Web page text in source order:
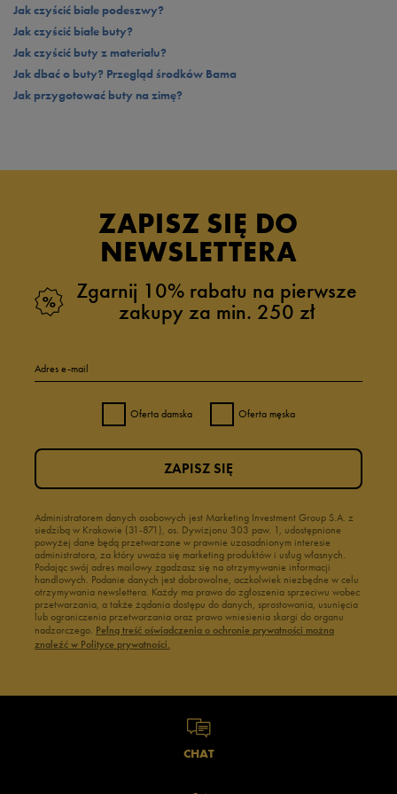
Jak czyścić białe podeszwy?
Jak czyścić białe buty?
Jak czyścić buty z materiału?
Jak dbać o buty? Przegląd środków Bama
Jak przygotować buty na zimę?
ZAPISZ SIĘ DO
NEWSLETTERA
Zgarnij 10% rabatu na pierwsze
zakupy za min. 250 zł
Adres e-mail
Oferta damska Oferta męska
Administratorem danych osobowych jest Marketing Investment Group S.A. z
siedzibą w Krakowie (31-871), os. Dywizjonu 303 paw. 1, udostępnione
powyżej dane będą przetwarzane w prawnie uzasadnionym interesie
administratora, za który uważa się marketing produktów i usług własnych.
Podając swój adres mailowy zgadzasz się na otrzymywanie informacji
handlowych. Podanie danych jest dobrowolne, aczkolwiek niezbędne w celu
otrzymywania newslettera. Każdy ma prawo do zgłoszenia sprzeciwu wobec
przetwarzania, a także żądania dostępu do danych, sprostowania, usunięcia
lub ograniczenia przetwarzania oraz prawo wniesienia skargi do organu
nadzorczego. Pełną treść oświadczenia o ochronie prywatności można
znaleźć w Polityce prywatności.
ZAPISZ SIĘ
CHAT